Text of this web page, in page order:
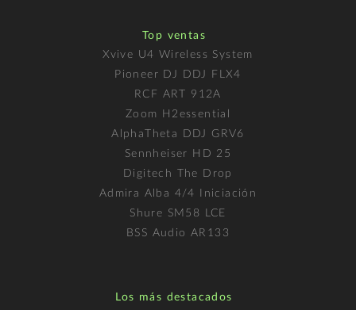
Top ventas
Xvive U4 Wireless System
Pioneer DJ DDJ FLX4
RCF ART 912A
Zoom H2essential
AlphaTheta DDJ GRV6
Sennheiser HD 25
Digitech The Drop
Admira Alba 4/4 Iniciación
Shure SM58 LCE
BSS Audio AR133
Los más destacados